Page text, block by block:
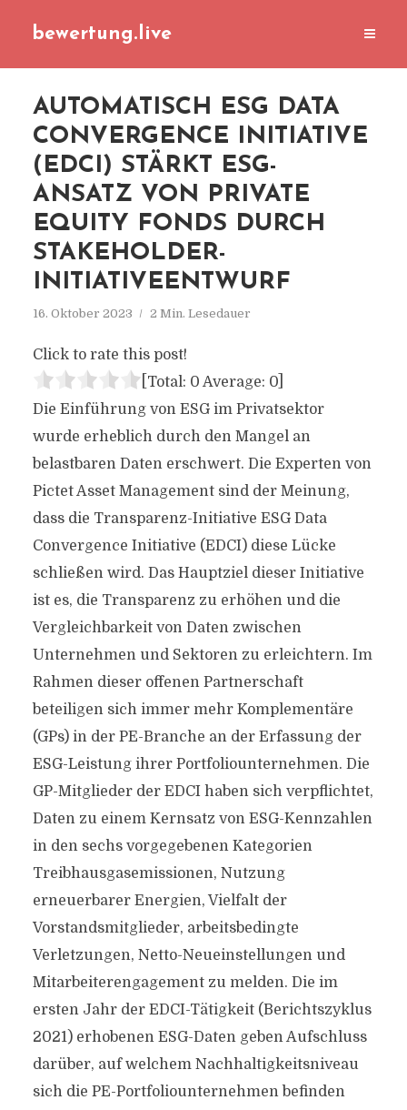
bewertung.live
AUTOMATISCH ESG DATA
CONVERGENCE INITIATIVE
(EDCI) STÄRKT ESG-
ANSATZ VON PRIVATE
EQUITY FONDS DURCH
STAKEHOLDER-
INITIATIVEENTWURF
16. Oktober 2023 2 Min. Lesedauer
Click to rate this post!
[Total: 0 Average: 0]
Die Einführung von ESG im Privatsektor
wurde erheblich durch den Mangel an
belastbaren Daten erschwert. Die Experten von
Pictet Asset Management sind der Meinung,
dass die Transparenz-Initiative ESG Data
Convergence Initiative (EDCI) diese Lücke
schließen wird. Das Hauptziel dieser Initiative
ist es, die Transparenz zu erhöhen und die
Vergleichbarkeit von Daten zwischen
Unternehmen und Sektoren zu erleichtern. Im
Rahmen dieser offenen Partnerschaft
beteiligen sich immer mehr Komplementäre
(GPs) in der PE-Branche an der Erfassung der
ESG-Leistung ihrer Portfoliounternehmen. Die
GP-Mitglieder der EDCI haben sich verpflichtet,
Daten zu einem Kernsatz von ESG-Kennzahlen
in den sechs vorgegebenen Kategorien
Treibhausgasemissionen, Nutzung
erneuerbarer Energien, Vielfalt der
Vorstandsmitglieder, arbeitsbedingte
Verletzungen, Netto-Neueinstellungen und
Mitarbeiterengagement zu melden. Die im
ersten Jahr der EDCI-Tätigkeit (Berichtszyklus
2021) erhobenen ESG-Daten geben Aufschluss
darüber, auf welchem Nachhaltigkeitsniveau
sich die PE-Portfoliounternehmen befinden